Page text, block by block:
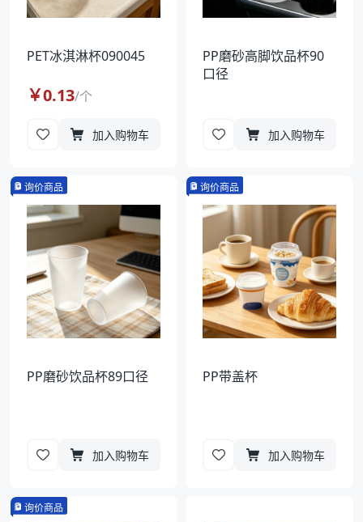
PET冰淇淋杯090045
￥0.13/个
加入购物车
PP磨砂高脚饮品杯90
口径
加入购物车
询价商品
PP磨砂饮品杯89口径
加入购物车
询价商品
PP带盖杯
加入购物车
询价商品